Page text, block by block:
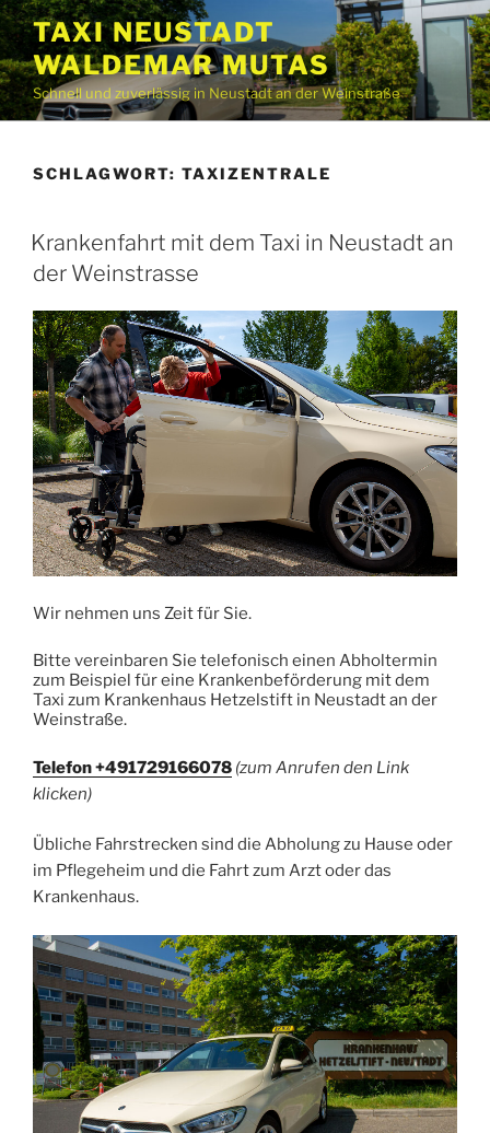
Zum
Inhalt
springen
TAXI NEUSTADT
WALDEMAR MUTAS
Schnell und zuverlässig in Neustadt an der Weinstraße
SCHLAGWORT: TAXIZENTRALE
Krankenfahrt mit dem Taxi in Neustadt an
der Weinstrasse
Wir nehmen uns Zeit für Sie.
Bitte vereinbaren Sie telefonisch einen Abholtermin
zum Beispiel für eine Krankenbeförderung mit dem
Taxi zum Krankenhaus Hetzelstift in Neustadt an der
Weinstraße.
Telefon +491729166078 (zum Anrufen den Link
klicken)
Übliche Fahrstrecken sind die Abholung zu Hause oder
im Pflegeheim und die Fahrt zum Arzt oder das
Krankenhaus.